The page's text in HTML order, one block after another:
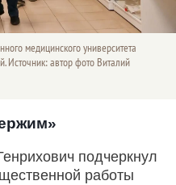
медицинского университета
Источник: автор фото Виталий
подчеркнул
работы